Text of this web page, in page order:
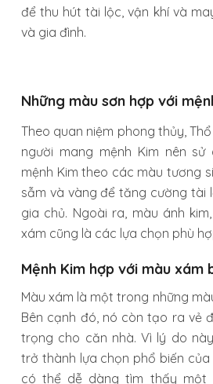
để thu hút tài lộc, vận khí và
và gia đình.
Những màu sơn hợp với
Theo quan niệm phong thủy,
người mang mệnh Kim nên
mệnh Kim theo các màu tương
sẫm và vàng để tăng cường tài
gia chủ. Ngoài ra, màu ánh
xám cũng là các lựa chọn phù
Mệnh Kim hợp với màu xám
Màu xám là một trong những
Bên cạnh đó, nó còn tạo ra vẻ
trọng cho căn nhà. Vì lý do
trở thành lựa chọn phổ biến của
có thể dễ dàng tìm thấy một